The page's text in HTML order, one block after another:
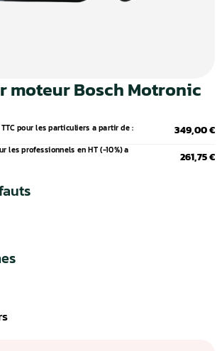
moteur Bosch Motronic
pour les particuliers a partir de : 349,00 €
les professionnels en HT (-10%) a
261,75 €